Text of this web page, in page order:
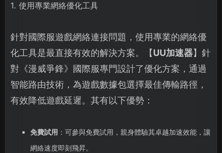
1. 使用專業網絡優化工具
針對國際服遊戲網絡連接問題，使用專業的網絡優
化工具是最直接有效的解決方案。【UU加速器】針
對《漫威爭鋒》國際服專門設計了優化方案，通過
智能路由技術，為遊戲數據包選擇最佳傳輸路徑，
有效降低遊戲延遲。其有以下優勢：
免費試用 ：可參與免費試用，親身體驗其卓越加速效能，讓
網絡速度即刻飛昇。